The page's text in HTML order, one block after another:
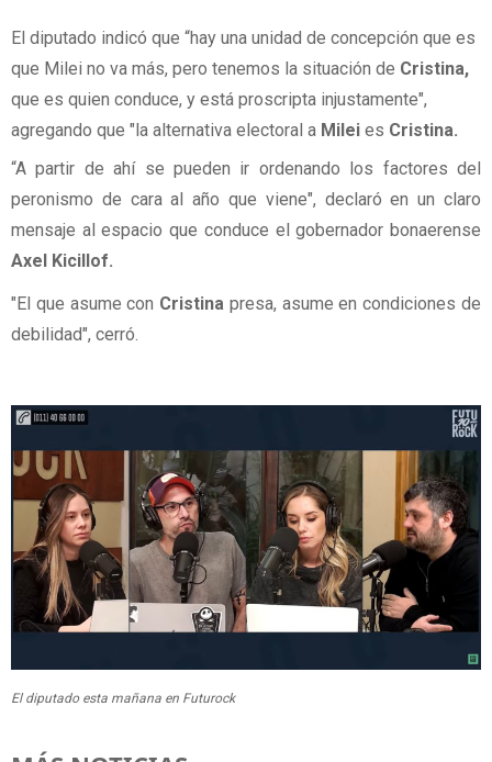
El diputado indicó que “hay una unidad de concepción que es
que Milei no va más, pero tenemos la situación de Cristina,
que es quien conduce, y está proscripta injustamente",
agregando que "la alternativa electoral a Milei es Cristina.
“A partir de ahí se pueden ir ordenando los factores del
peronismo de cara al año que viene", declaró en un claro
mensaje al espacio que conduce el gobernador bonaerense
Axel Kicillof.
"El que asume con Cristina presa, asume en condiciones de
debilidad", cerró.
El diputado esta mañana en Futurock